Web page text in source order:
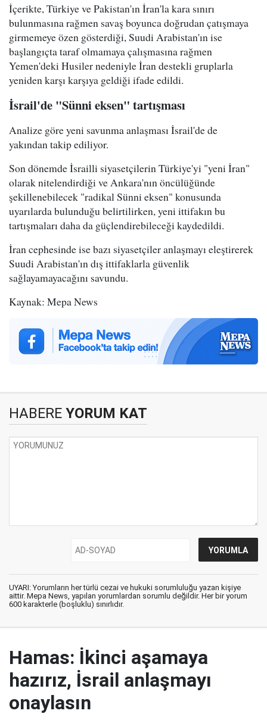
İçerikte, Türkiye ve Pakistan'ın İran'la kara sınırı
bulunmasına rağmen savaş boyunca doğrudan çatışmaya
girmemeye özen gösterdiği, Suudi Arabistan'ın ise
başlangıçta taraf olmamaya çalışmasına rağmen
Yemen'deki Husiler nedeniyle İran destekli gruplarla
yeniden karşı karşıya geldiği ifade edildi.
İsrail'de "Sünni eksen" tartışması
Analize göre yeni savunma anlaşması İsrail'de de
yakından takip ediliyor.
Son dönemde İsrailli siyasetçilerin Türkiye'yi "yeni İran"
olarak nitelendirdiği ve Ankara'nın öncülüğünde
şekillenebilecek "radikal Sünni eksen" konusunda
uyarılarda bulunduğu belirtilirken, yeni ittifakın bu
tartışmaları daha da güçlendirebileceği kaydedildi.
İran cephesinde ise bazı siyasetçiler anlaşmayı eleştirerek
Suudi Arabistan'ın dış ittifaklarla güvenlik
sağlayamayacağını savundu.
Kaynak: Mepa News
HABERE YORUM KAT
UYARI: Yorumların her türlü cezai ve hukuki sorumluluğu yazan kişiye
aittir. Mepa News, yapılan yorumlardan sorumlu değildir. Her bir yorum
600 karakterle (boşluklu) sınırlıdır.
Hamas: İkinci aşamaya
hazırız, İsrail anlaşmayı
onaylasın